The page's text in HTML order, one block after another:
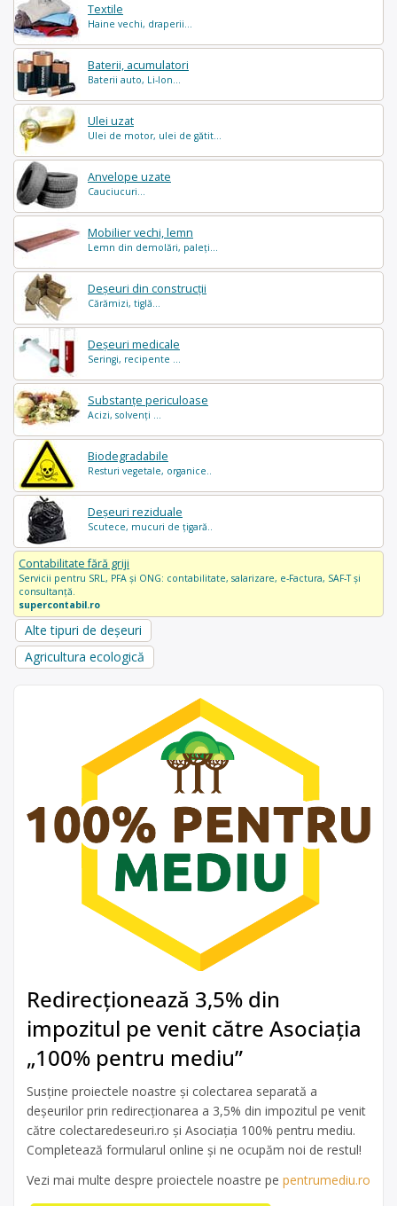
Textile
Haine vechi, draperii...
Baterii, acumulatori
Baterii auto, Li-Ion...
Ulei uzat
Ulei de motor, ulei de gătit...
Anvelope uzate
Cauciucuri...
Mobilier vechi, lemn
Lemn din demolări, paleți...
Deșeuri din construcții
Cărămizi, tiglă...
Deșeuri medicale
Seringi, recipente ...
Substanțe periculoase
Acizi, solvenți ...
Biodegradabile
Resturi vegetale, organice..
Deșeuri reziduale
Scutece, mucuri de țigară..
Contabilitate fără griji
Servicii pentru SRL, PFA și ONG: contabilitate, salarizare, e-Factura, SAF-T și
consultanță.
supercontabil.ro
Alte tipuri de deșeuri
Agricultura ecologică
Redirecționează 3,5% din
impozitul pe venit către Asociația
„100% pentru mediu”
Susține proiectele noastre și colectarea separată a
deșeurilor prin redirecționarea a 3,5% din impozitul pe venit
către colectaredeseuri.ro și Asociația 100% pentru mediu.
Completează formularul online și ne ocupăm noi de restul!
Vezi mai multe despre proiectele noastre pe pentrumediu.ro